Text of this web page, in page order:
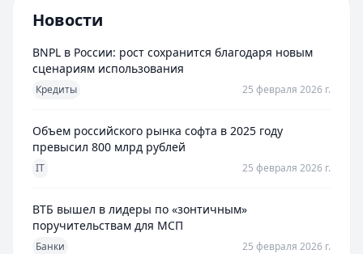
Новости
BNPL в России: рост сохранится благодаря новым
сценариям использования
Кредиты 25 февраля 2026 г.
Объем российского рынка софта в 2025 году
превысил 800 млрд рублей
IT 25 февраля 2026 г.
ВТБ вышел в лидеры по «зонтичным»
поручительствам для МСП
Банки 25 февраля 2026 г.